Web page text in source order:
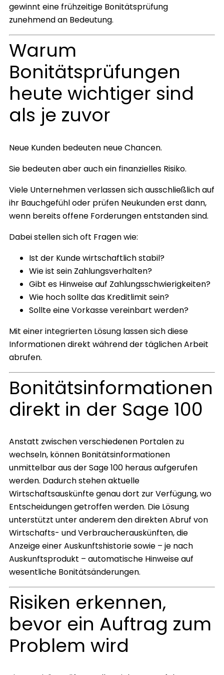
gewinnt eine frühzeitige Bonitätsprüfung
zunehmend an Bedeutung.
Warum
Bonitätsprüfungen
heute wichtiger sind
als je zuvor
Neue Kunden bedeuten neue Chancen.
Sie bedeuten aber auch ein finanzielles Risiko.
Viele Unternehmen verlassen sich ausschließlich auf
ihr Bauchgefühl oder prüfen Neukunden erst dann,
wenn bereits offene Forderungen entstanden sind.
Dabei stellen sich oft Fragen wie:
Ist der Kunde wirtschaftlich stabil?
Wie ist sein Zahlungsverhalten?
Gibt es Hinweise auf Zahlungsschwierigkeiten?
Wie hoch sollte das Kreditlimit sein?
Sollte eine Vorkasse vereinbart werden?
Mit einer integrierten Lösung lassen sich diese
Informationen direkt während der täglichen Arbeit
abrufen.
Bonitätsinformationen
direkt in der Sage 100
Anstatt zwischen verschiedenen Portalen zu
wechseln, können Bonitätsinformationen
unmittelbar aus der Sage 100 heraus aufgerufen
werden. Dadurch stehen aktuelle
Wirtschaftsauskünfte genau dort zur Verfügung, wo
Entscheidungen getroffen werden. Die Lösung
unterstützt unter anderem den direkten Abruf von
Wirtschafts- und Verbraucherauskünften, die
Anzeige einer Auskunftshistorie sowie – je nach
Auskunftsprodukt – automatische Hinweise auf
wesentliche Bonitätsänderungen.
Risiken erkennen,
bevor ein Auftrag zum
Problem wird